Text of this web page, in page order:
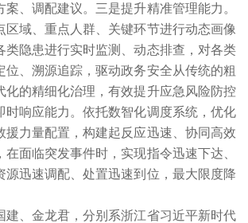
、调配建议。三是提升精准管理能力。
区域、重点人群、关键环节进行动态画像
类隐患进行实时监测、动态排查，对各类
位、溯源追踪，驱动政务安全从传统的粗
化的精细化治理，有效提升应急风险防控
时响应能力。依托数智化调度系统，优化
援力量配置，构建起反应迅速、协同高效
在面临突发事件时，实现指令迅速下达、
源迅速调配、处置迅速到位，最大限度降
、金龙君，分别系浙江省习近平新时代